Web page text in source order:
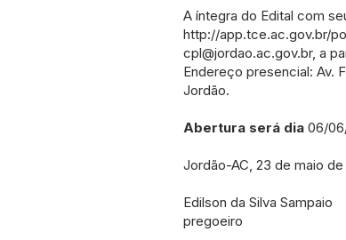
A íntegra do Edital com
http://app.tce.ac.gov.br/
cpl@jordao.ac.gov.br, a
Endereço presencial: Av.
Jordão.
Abertura será dia 06/
Jordão-AC, 23 de maio de
Edilson da Silva Sampaio
pregoeiro